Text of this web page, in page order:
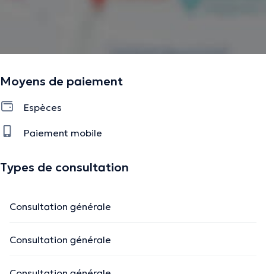
Moyens de paiement
Espèces
Paiement mobile
Types de consultation
Consultation générale
Consultation générale